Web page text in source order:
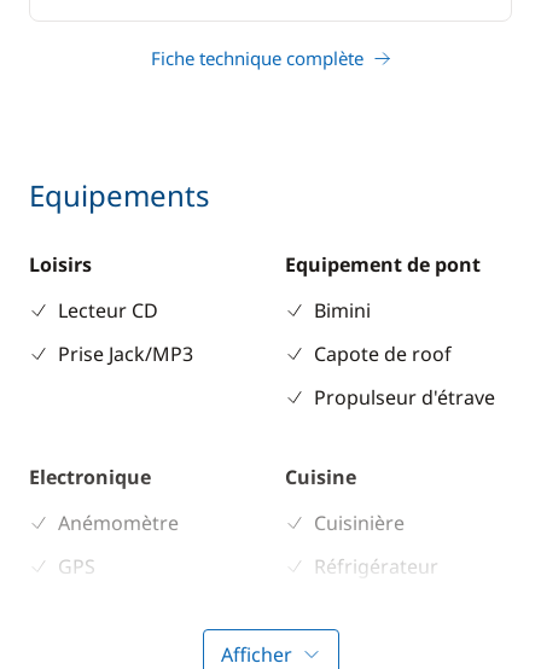
Fiche technique complète
Equipements
Loisirs
Lecteur CD
Prise Jack/MP3
Equipement de pont
Bimini
Capote de roof
Propulseur d'étrave
Electronique
Anémomètre
GPS
Cuisine
Cuisinière
Réfrigérateur
Afficher